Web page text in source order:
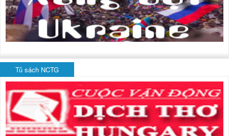
Tủ sách NCTG